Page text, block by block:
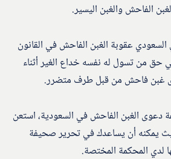
الفاحش والغبن اليسير.
عقوبة الغبن الفاحش في القانون
حق من تسول له نفسه خداع الغير أثناء
غبن فاحش من قبل طرف متضرر.
دعوى الغبن الفاحش في السعودية، استعن
يمكنه أن يساعدك في تحرير صحيفة
لدي المحكمة المختصة.